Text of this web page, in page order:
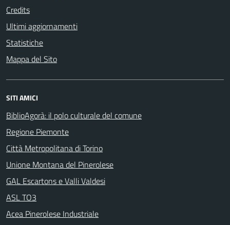
Credits
Ultimi aggiornamenti
Statistiche
Mappa del Sito
SITI AMICI
BiblioAgorà: il polo culturale del comune
Regione Piemonte
Città Metropolitana di Torino
Unione Montana del Pinerolese
GAL Escartons e Valli Valdesi
ASL TO3
Acea Pinerolese Industriale